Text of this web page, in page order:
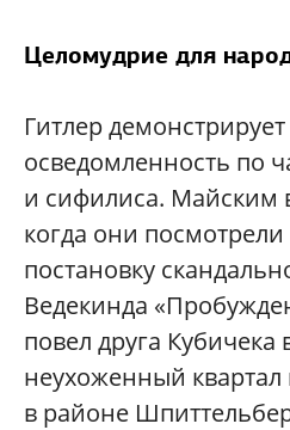
Целомудрие для
Гитлер
осведомленность по
и сифилиса. Майским
когда они посмотрели
постановку
Ведекинда
повел друга Кубичека
неухоженный
в районе